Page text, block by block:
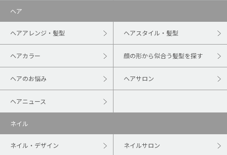
ヘア
ヘアアレンジ・髪型 ヘアスタイル・髪型
ヘアカラー 顔の形から似合う髪型を探す
ヘアのお悩み ヘアサロン
ヘアニュース
ネイル
ネイル・デザイン ネイルサロン